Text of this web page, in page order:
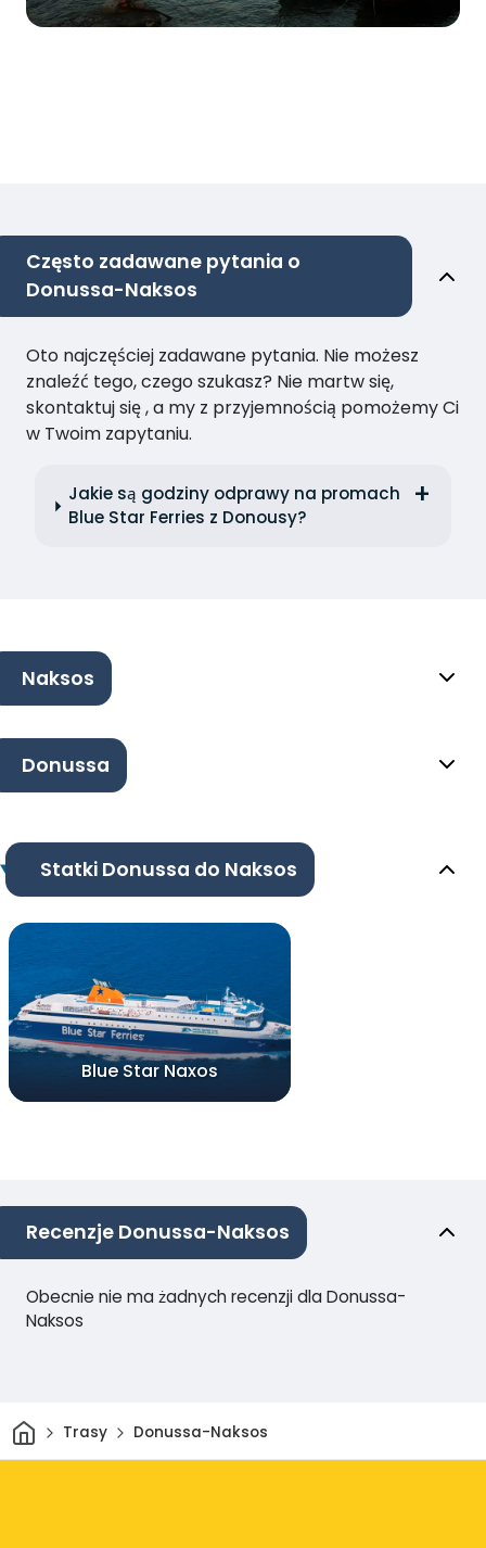
Często zadawane pytania o
Donussa-Naksos
Oto najczęściej zadawane pytania. Nie możesz
znaleźć tego, czego szukasz? Nie martw się,
skontaktuj się , a my z przyjemnością pomożemy Ci
w Twoim zapytaniu.
Jakie są godziny odprawy na promach
Blue Star Ferries z Donousy?
Naksos
Donussa
Statki Donussa do Naksos
Blue Star Naxos
Recenzje Donussa-Naksos
Obecnie nie ma żadnych recenzji dla Donussa-
Naksos
DomTrasy Donussa-Naksos